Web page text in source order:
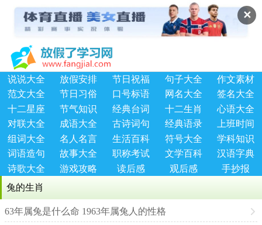
✕
说说大全 放假安排 节日祝福 句子大全
作文素材
范文大全
节日习俗 口号标语 网名大全
签名大全
十二星座
节气知识 经典台词 十二生肖
心语大全
对联大全
成语大全 古诗词句 经典语录
上班时间
组词大全
名人名言 生活百科 符号大全
学科知识
词语造句
故事大全 职称考试 文学百科
汉语字典
诗歌大全
游戏攻略 读后感 观后感
手抄报
兔的生肖
63年属兔是什么命 1963年属兔人的性格